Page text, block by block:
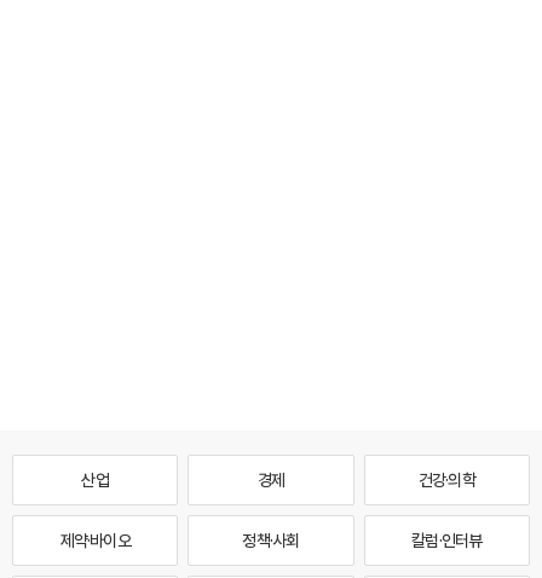
산업 경제 건강·의학
제약·바이오 정책·사회 칼럼·인터뷰